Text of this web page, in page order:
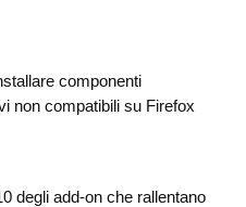
componenti
non compatibili su Firefox
degli add-on che rallentano